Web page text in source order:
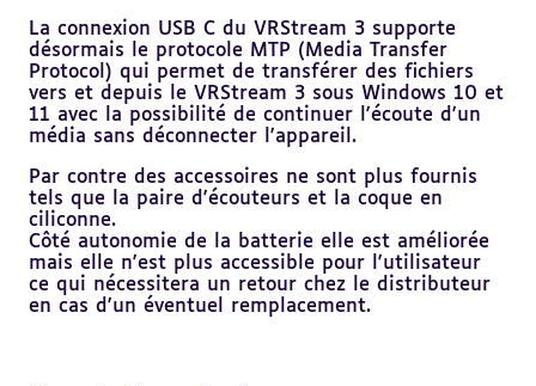
La connexion USB C du VRStream 3 supporte
désormais le protocole MTP (Media Transfer
Protocol) qui permet de transférer des fichiers
vers et depuis le VRStream 3 sous Windows 10 et
11 avec la possibilité de continuer l'écoute d'un
média sans déconnecter l'appareil.
Par contre des accessoires ne sont plus fournis
tels que la paire d'écouteurs et la coque en
ciliconne.
Côté autonomie de la batterie elle est améliorée
mais elle n'est plus accessible pour l'utilisateur
ce qui nécessitera un retour chez le distributeur
en cas d'un éventuel remplacement.